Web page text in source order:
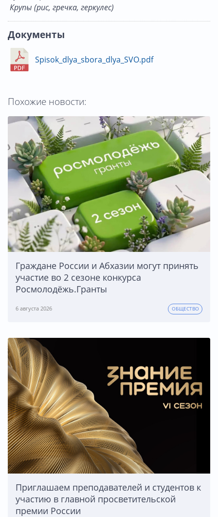
Крупы (рис, гречка, геркулес)
Документы
Spisok_dlya_sbora_dlya_SVO.pdf
Похожие новости:
Граждане России и Абхазии могут принять
участие во 2 сезоне конкурса
Росмолодёжь.Гранты
6 августа 2026 ОБЩЕСТВО
Приглашаем преподавателей и студентов к
участию в главной просветительской
премии России